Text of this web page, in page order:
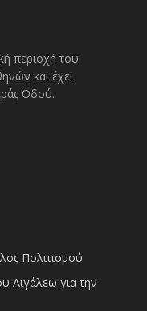
περιοχή του
και έχει
Οδού.
Πολιτισμού
Αιγάλεω για την